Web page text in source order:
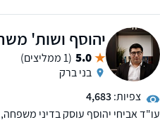
יהוסף ושות'
5.0 (1 ממליצים)
בני ברק
צפיות:4,683
עו"ד אביחי יהוסף עוסק בדיני משפחה,